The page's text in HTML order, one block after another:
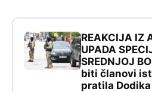
REAKCIJA IZ
UPADA
SREDNJOJ
biti članovi
pratila